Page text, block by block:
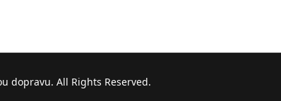
dopravu. All Rights Reserved.